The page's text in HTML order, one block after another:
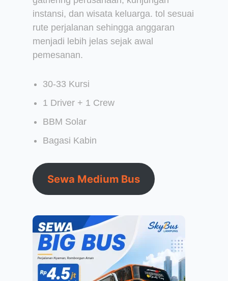
instansi, dan wisata keluarga. tol sesuai
rute perjalanan sehingga anggaran
menjadi lebih jelas sejak awal
pemesanan.
30-33 Kursi
1 Driver + 1 Crew
BBM Solar
Bagasi Kabin
Sewa Medium Bus